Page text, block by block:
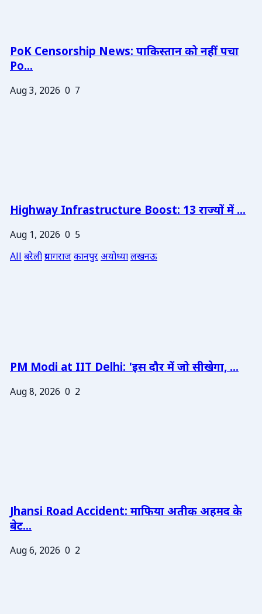
PoK Censorship News: पाकिस्तान को नहीं पचा
Po...
Aug 3, 2026 0 7
Highway Infrastructure Boost: 13 राज्यों में ...
Aug 1, 2026 0 5
Allबरेलीप्रयागराजकानपुरअयोध्यालखनऊ
PM Modi at IIT Delhi: 'इस दौर में जो सीखेगा, ...
Aug 8, 2026 0 2
Jhansi Road Accident: माफिया अतीक अहमद के
बेट...
Aug 6, 2026 0 2